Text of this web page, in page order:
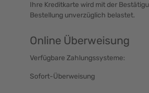
Ihre Kreditkarte wird mit der
Bestellung unverzüglich belastet.
Online Überweisung
Verfügbare Zahlungssysteme:
Sofort-Überweisung